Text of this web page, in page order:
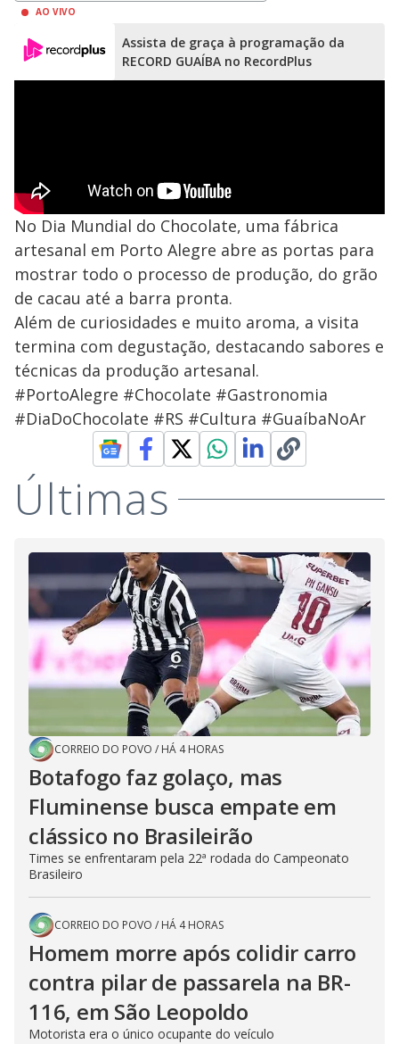
Opens in new window
AO VIVO
Assista de graça à programação da
RECORD GUAÍBA no RecordPlus
No Dia Mundial do Chocolate, uma fábrica
artesanal em Porto Alegre abre as portas para
mostrar todo o processo de produção, do grão
de cacau até a barra pronta.
Além de curiosidades e muito aroma, a visita
termina com degustação, destacando sabores e
técnicas da produção artesanal.
#PortoAlegre #Chocolate #Gastronomia
#DiaDoChocolate #RS #Cultura #GuaíbaNoAr
Últimas
CORREIO DO POVO / HÁ 4 HORAS
Botafogo faz golaço, mas
Fluminense busca empate em
clássico no Brasileirão
Times se enfrentaram pela 22ª rodada do Campeonato
Brasileiro
CORREIO DO POVO / HÁ 4 HORAS
Homem morre após colidir carro
contra pilar de passarela na BR-
116, em São Leopoldo
Motorista era o único ocupante do veículo